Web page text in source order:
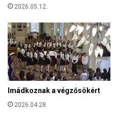
ő
k
o
s
a
r
a
s
a
2026.05.12.
Imádkoznak a végzősökért
2026.04.28.